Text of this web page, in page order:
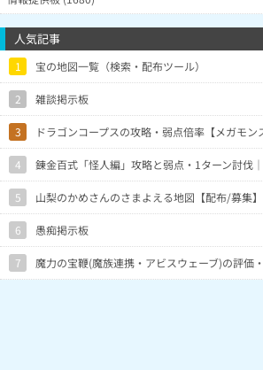
人気記事
1 宝の地図一覧（検索・配布ツール）
2 雑談掲示板
3 ドラゴンコープスの攻略・弱点倍率【メガモン
4 錬金百式「怪人編」攻略と弱点・1ターン討伐
5 山梨のかめさんのさまよえる地図【配布/募集】
6 愚痴掲示板
7 魔力の宝鞭(魔族連携・アビスウェーブ)の評価